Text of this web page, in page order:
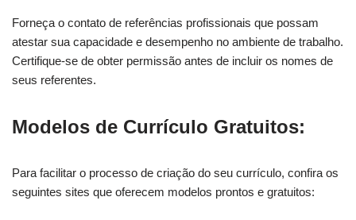
Forneça o contato de referências profissionais que possam
atestar sua capacidade e desempenho no ambiente de trabalho.
Certifique-se de obter permissão antes de incluir os nomes de
seus referentes.
Modelos de Currículo Gratuitos:
Para facilitar o processo de criação do seu currículo, confira os
seguintes sites que oferecem modelos prontos e gratuitos: